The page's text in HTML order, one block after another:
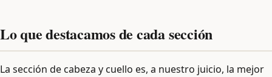
Lo que destacamos de cada sección
La sección de cabeza y cuello es, a nuestro juicio, la mejor